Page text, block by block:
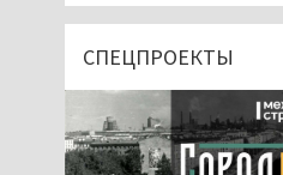
проникли
через
07.08.2026 14:20
В
водитель
СПЕЦПРОЕКТЫ